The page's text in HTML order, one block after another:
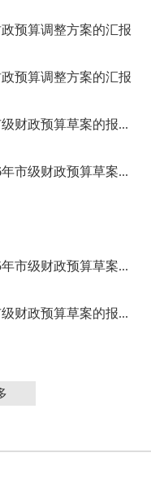
预算调整方案的汇报
预算调整方案的汇报
财政预算草案的报...
市级财政预算草案...
市级财政预算草案...
财政预算草案的报...